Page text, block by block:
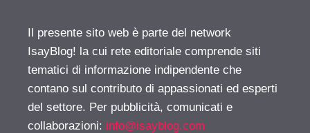
Il presente sito web è parte del network
IsayBlog! la cui rete editoriale comprende siti
tematici di informazione indipendente che
contano sul contributo di appassionati ed esperti
del settore. Per pubblicità, comunicati e
collaborazioni: info@isayblog.com